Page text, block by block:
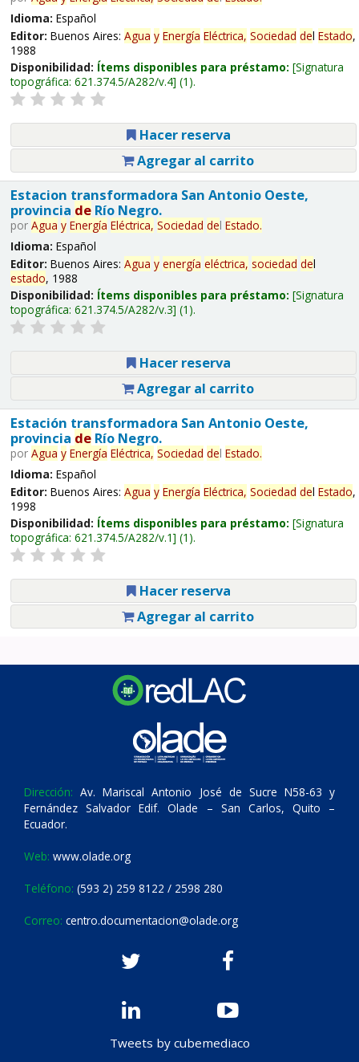
Idioma: Español
Editor: Buenos Aires: Agua y Energía Eléctrica, Sociedad del Estado,
1988
Disponibilidad: Ítems disponibles para préstamo: Signatura
topográfica: 621.374.5/A282/v.4 (1).
Hacer reserva
Agregar al carrito
Estacion transformadora San Antonio Oeste,
provincia deRío Negro.
por Agua y Energía Eléctrica, Sociedad del Estado.
Idioma: Español
Editor: Buenos Aires: Agua y energía eléctrica, sociedad del
estado, 1988
Disponibilidad: Ítems disponibles para préstamo: Signatura
topográfica: 621.374.5/A282/v.3 (1).
Hacer reserva
Agregar al carrito
Estación transformadora San Antonio Oeste,
provincia deRío Negro.
por Agua y Energía Eléctrica, Sociedad del Estado.
Idioma: Español
Editor: Buenos Aires: Agua y Energía Eléctrica, Sociedad del Estado,
1998
Disponibilidad: Ítems disponibles para préstamo: Signatura
topográfica: 621.374.5/A282/v.1 (1).
Hacer reserva
Agregar al carrito
Dirección: Av. Mariscal Antonio José de Sucre N58-63 y
Fernández Salvador Edif. Olade – San Carlos, Quito –
Ecuador.
Web: www.olade.org
Teléfono: (593 2) 259 8122 / 2598 280
Correo: centro.documentacion@olade.org
Tweets by cubemediaco